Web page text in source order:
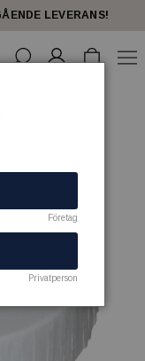
LEVERANS!
Företag
Privatperson